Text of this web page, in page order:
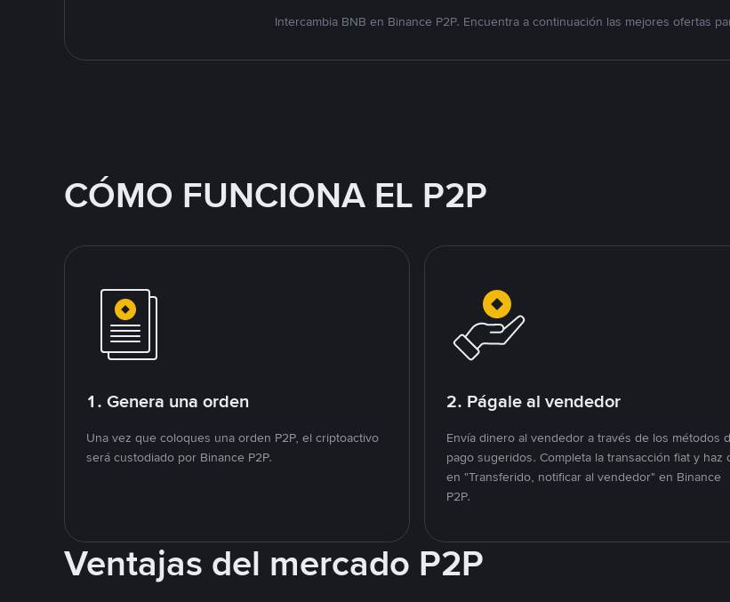
Intercambia BNB en Binance P2P. Encuentra a continuación las mejores ofertas
CÓMO FUNCIONA EL P2P
1. Genera una orden
Una vez que coloques una orden P2P, el criptoactivo
será custodiado por Binance P2P.
2. Págale al vendedor
Envía dinero al vendedor a través de los métodos
pago sugeridos. Completa la transacción fiat y haz
en "Transferido, notificar al vendedor" en Binance
P2P.
Ventajas del mercado P2P